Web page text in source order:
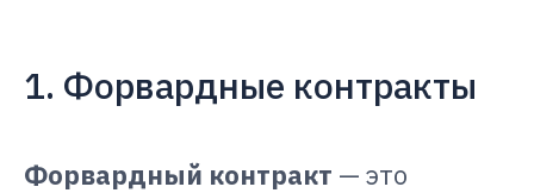
1. Форвардные контракты
Форвардный контракт — это